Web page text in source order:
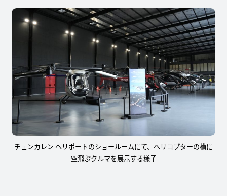
チェンカレン ヘリポートのショールームにて、ヘリコプターの横に
空飛ぶクルマを展示する様子